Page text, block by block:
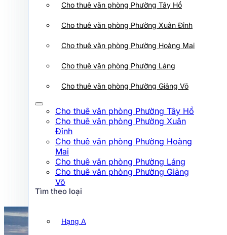
Cho thuê văn phòng Phường Xuân
Cho thuê văn phòng Phường Hoàng
Cho thuê văn phòng Phường Láng
Võ
Hạng A
Hạng B
Hạng C
Hạng D
Tìm theo đường
Cho thuê văn phòng Phường Tây Hồ
Cho thuê văn phòng Phường Xuân Đỉnh
Cho thuê văn phòng Phường Hoàng Mai
Cho thuê văn phòng Phường Láng
Cho thuê văn phòng Phường Giảng Võ
Cho thuê văn phòng Phường Tây Hồ
Cho thuê văn phòng Phường Xuân
Đỉnh
Cho thuê văn phòng Phường Hoàng
Mai
Cho thuê văn phòng Phường Láng
Cho thuê văn phòng Phường Giảng
Võ
Tìm theo loại
Hạng A